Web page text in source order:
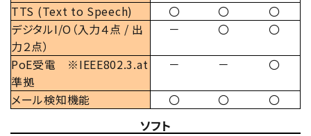
TTS (Text to Speech)
〇 〇
〇
デジタルI/O（入力４点 / 出
力２点）
－ 〇 〇
PoE受電 ※IEEE802.3.at
準拠
－ － 〇
メール検知機能 〇 〇 〇
ソフト